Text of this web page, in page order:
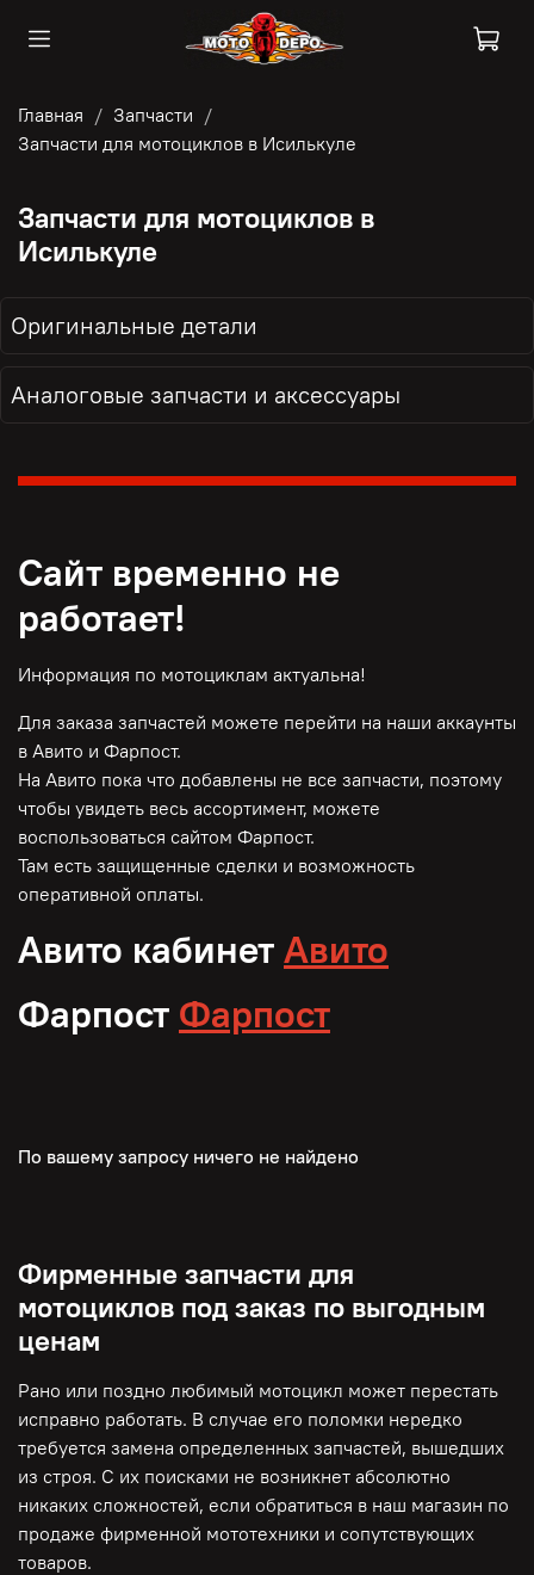
Главная
Запчасти
Запчасти для мотоциклов в Исилькуле
Запчасти для мотоциклов в
Исилькуле
Оригинальные детали
Аналоговые запчасти и аксессуары
Сайт временно не
работает!
Информация по мотоциклам актуальна!
Для заказа запчастей можете перейти на наши аккаунты
в Авито и Фарпост.
На Авито пока что добавлены не все запчасти, поэтому
чтобы увидеть весь ассортимент, можете
воспользоваться сайтом Фарпост.
Там есть защищенные сделки и возможность
оперативной оплаты.
Авито кабинетАвито
Фарпост Фарпост
По вашему запросу ничего не найдено
Фирменные запчасти для
мотоциклов под заказ по выгодным
ценам
Рано или поздно любимый мотоцикл может перестать
исправно работать. В случае его поломки нередко
требуется замена определенных запчастей, вышедших
из строя. С их поисками не возникнет абсолютно
никаких сложностей, если обратиться в наш магазин по
продаже фирменной мототехники и сопутствующих
товаров.